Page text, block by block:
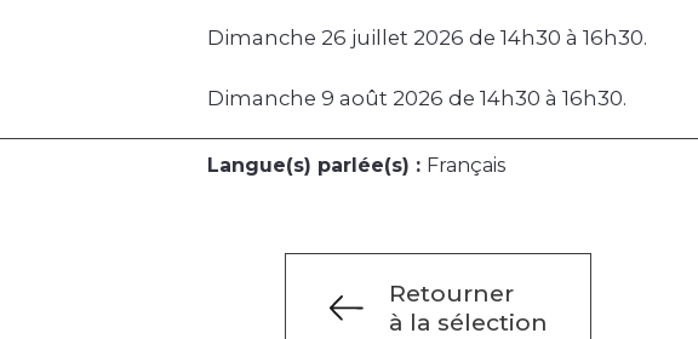
Dimanche 26 juillet 2026 de 14h30 à 16h30.
Dimanche 9 août 2026 de 14h30 à 16h30.
Langue(s) parlée(s) : Français
Retourner
à la sélection